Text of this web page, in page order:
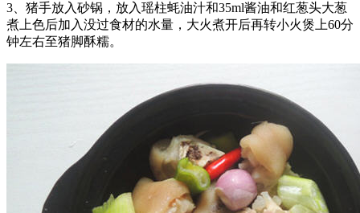
3、猪手放入砂锅，放入瑶柱蚝油汁和35ml酱油和红葱头大葱
煮上色后加入没过食材的水量，大火煮开后再转小火煲上60分
钟左右至猪脚酥糯。